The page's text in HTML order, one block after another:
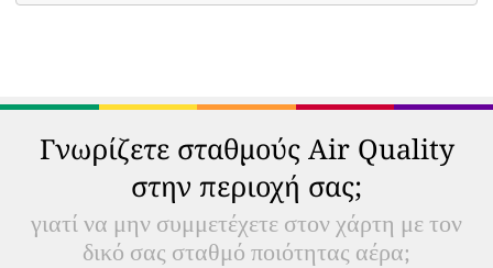
Γνωρίζετε σταθμούς Air Quality
στην περιοχή σας;
γιατί να μην συμμετέχετε στον χάρτη με τον
δικό σας σταθμό ποιότητας αέρα;